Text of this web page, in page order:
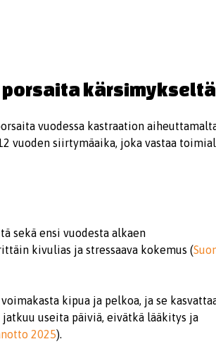
kärsimykseltä
vuodessa kastraation
vuoden siirtymäaika, joka vastaa
sekä ensi vuodesta alkaen
kivulias ja stressaava kokemus (
kipua ja pelkoa, ja se
jatkuu useita päiviä, eivätkä lääkitys ja
2025).